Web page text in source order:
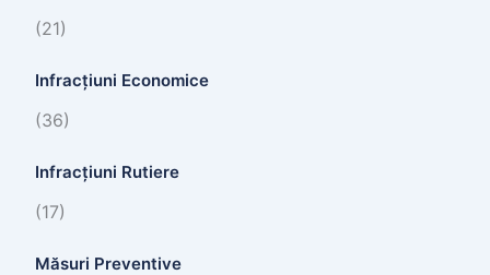
(21)
Infracțiuni Economice
(36)
Infracțiuni Rutiere
(17)
Măsuri Preventive